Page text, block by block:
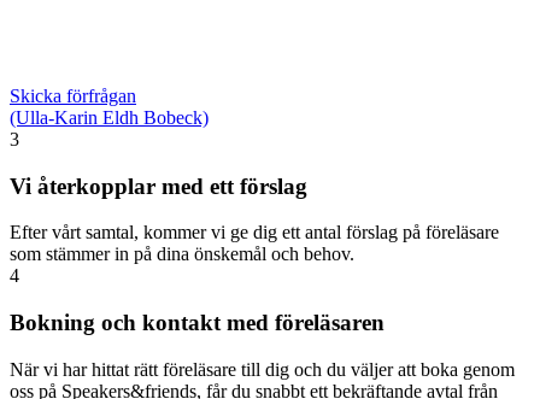
Skicka förfrågan
(Ulla-Karin Eldh Bobeck)
3
Vi återkopplar med ett förslag
Efter vårt samtal, kommer vi ge dig ett antal förslag på föreläsare
som stämmer in på dina önskemål och behov.
4
Bokning och kontakt med föreläsaren
När vi har hittat rätt föreläsare till dig och du väljer att boka genom
oss på Speakers&friends, får du snabbt ett bekräftande avtal från